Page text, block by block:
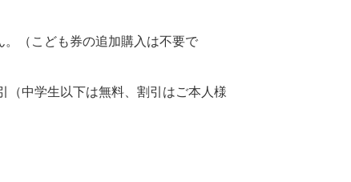
（こども券の追加購入は不要で
（中学生以下は無料、割引はご本人様